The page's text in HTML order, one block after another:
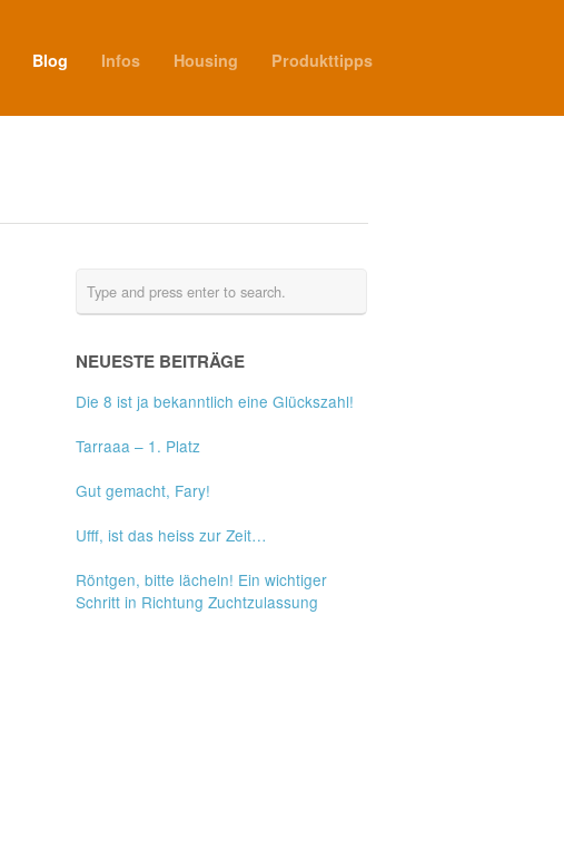
Blog Infos Housing Produkttipps
NEUESTE BEITRÄGE
Die 8 ist ja bekanntlich eine Glückszahl!
Tarraaa – 1. Platz
Gut gemacht, Fary!
Ufff, ist das heiss zur Zeit…
Röntgen, bitte lächeln! Ein wichtiger
Schritt in Richtung Zuchtzulassung